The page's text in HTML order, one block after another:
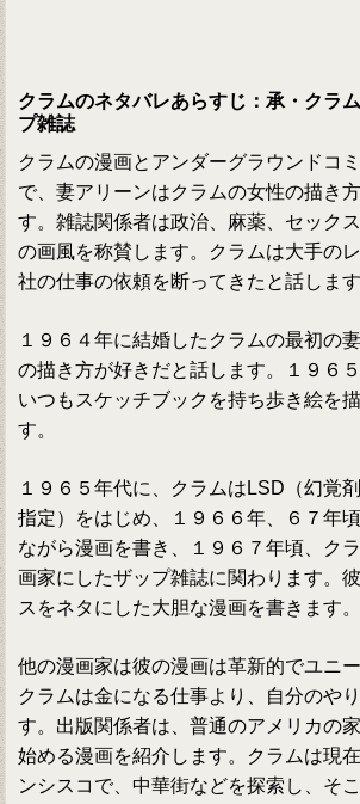
クラムのネタバレあらすじ：承・クラ
プ雑誌
クラムの漫画とアンダーグラウンドコ
で、妻アリーンはクラムの女性の描き
す。雑誌関係者は政治、麻薬、セック
の画風を称賛します。クラムは大手の
社の仕事の依頼を断ってきたと話します
１９６４年に結婚したクラムの最初の
の描き方が好きだと話します。１９６
いつもスケッチブックを持ち歩き絵を
す。
１９６５年代に、クラムはLSD（幻覚
指定）をはじめ、１９６６年、６７年
ながら漫画を書き、１９６７年頃、ク
画家にしたザップ雑誌に関わります。
スをネタにした大胆な漫画を書きます。
他の漫画家は彼の漫画は革新的でユニ
クラムは金になる仕事より、自分のや
す。出版関係者は、普通のアメリカの
始める漫画を紹介します。クラムは現
ンシスコで、中華街などを探索し、そ